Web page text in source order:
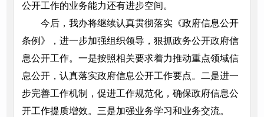
公开工作的业务能力还有进步空间。
今后，我办将继续认真贯彻落实《政府信息公开
条例》，进一步加强组织领导，狠抓政务公开政府信
息公开工作。一是按照相关要求着力推动重点领域信
息公开，认真落实政府信息公开工作要点。二是进一
步完善工作机制，促进工作规范化，确保政府信息公
开工作提质增效。三是加强业务学习和业务交流。